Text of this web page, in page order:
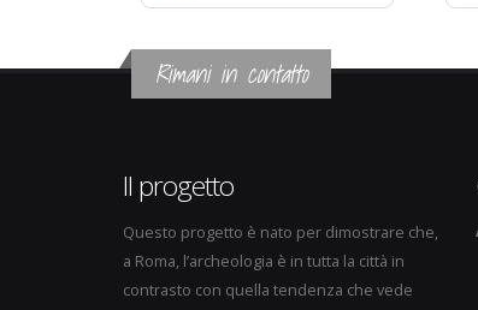
Rimani in contatto
Il progetto
Questo progetto è nato per dimostrare che,
a Roma, l’archeologia è in tutta la città in
contrasto con quella tendenza che vede